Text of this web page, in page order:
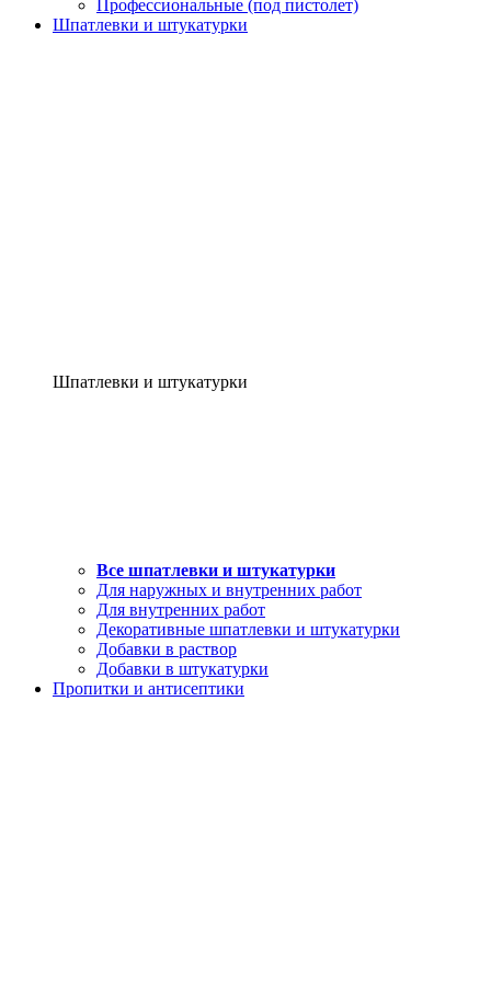
Профессиональные (под пистолет)
Шпатлевки и штукатурки
Шпатлевки и штукатурки
Все шпатлевки и штукатурки
Для наружных и внутренних работ
Для внутренних работ
Декоративные шпатлевки и штукатурки
Добавки в раствор
Добавки в штукатурки
Пропитки и антисептики